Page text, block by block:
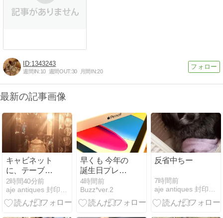
1343243
週間IN:10 週間OUT:30 月間IN:20
最新の記事画像
キャビネット
に、テーブル
ライト
2時間40分前
早くも 今年の
誕生日プレゼ
ント★は これ
に...
4時間前
Buzz*ver.2
反省中ちー
7時間前